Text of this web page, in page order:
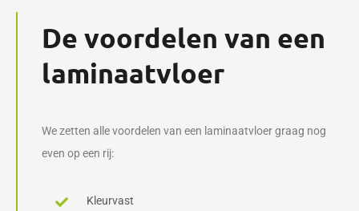
De voordelen van een
laminaatvloer
We zetten alle voordelen van een laminaatvloer graag nog
even op een rij:
Kleurvast